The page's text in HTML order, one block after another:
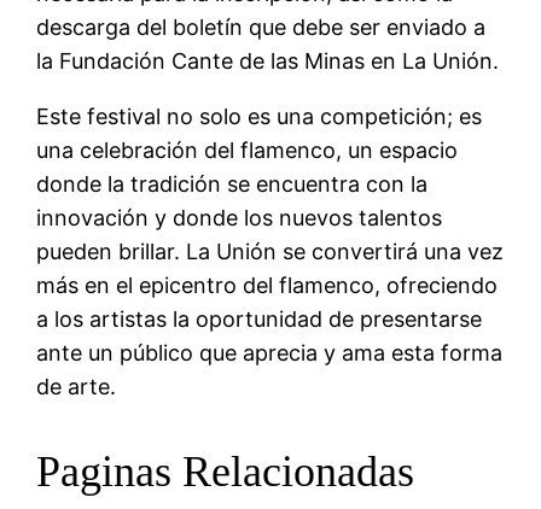
descarga del boletín que debe ser enviado a
la Fundación Cante de las Minas en La Unión.
Este festival no solo es una competición; es
una celebración del flamenco, un espacio
donde la tradición se encuentra con la
innovación y donde los nuevos talentos
pueden brillar. La Unión se convertirá una vez
más en el epicentro del flamenco, ofreciendo
a los artistas la oportunidad de presentarse
ante un público que aprecia y ama esta forma
de arte.
Paginas Relacionadas